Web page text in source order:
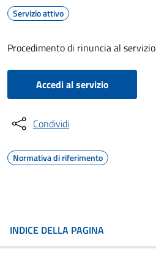
Servizio attivo
Procedimento di rinuncia al servizio
Accedi al servizio
Condividi
Normativa di riferimento
INDICE DELLA PAGINA